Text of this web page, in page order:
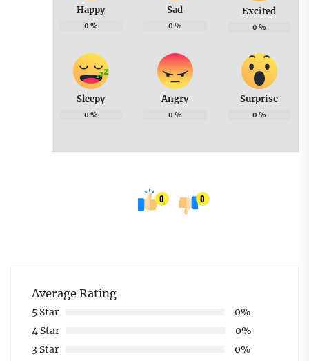
Happy
0 %
Sad
0 %
Excited
0 %
Sleepy
0 %
Angry
0 %
Surprise
0 %
0 0
Average Rating
5 Star
0%
4 Star
0%
3 Star
0%